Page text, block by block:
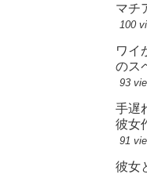
マチ
100
ワイ
のス
93
手遅
彼女
91
彼女